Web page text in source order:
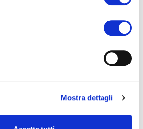
Mostra dettagli
BLOG